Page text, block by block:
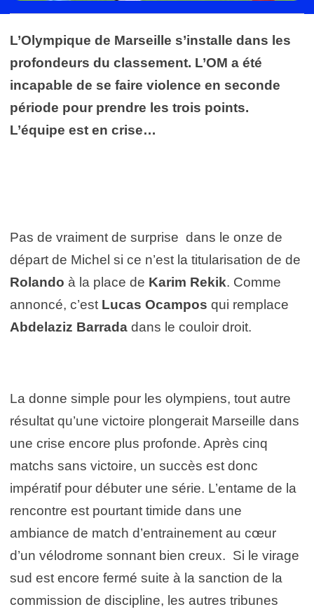
L’Olympique de Marseille s’installe dans les
profondeurs du classement. L’OM a été
incapable de se faire violence en seconde
période pour prendre les trois points.
L’équipe est en crise…
Pas de vraiment de surprise dans le onze de
départ de Michel si ce n’est la titularisation de de
Rolando à la place de Karim Rekik. Comme
annoncé, c’est Lucas Ocampos qui remplace
Abdelaziz Barrada dans le couloir droit.
La donne simple pour les olympiens, tout autre
résultat qu’une victoire plongerait Marseille dans
une crise encore plus profonde. Après cinq
matchs sans victoire, un succès est donc
impératif pour débuter une série. L’entame de la
rencontre est pourtant timide dans une
ambiance de match d’entrainement au cœur
d’un vélodrome sonnant bien creux. Si le virage
sud est encore fermé suite à la sanction de la
commission de discipline, les autres tribunes